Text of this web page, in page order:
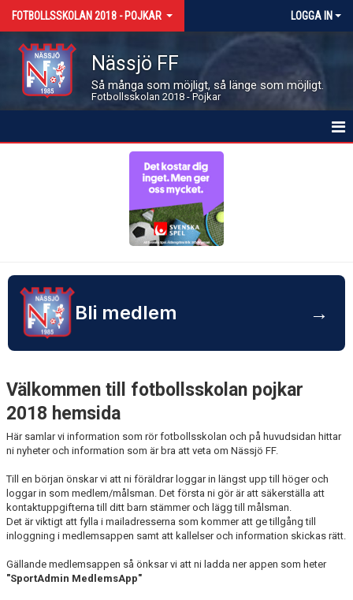
FOTBOLLSSKOLAN 2018 - POJKAR LOGGA IN
Nässjö FF
Så många som möjligt, så länge som möjligt.
Fotbollsskolan 2018 - Pojkar
BILDGALLERI
DOKUMENT
Bli medlem →
Välkommen till fotbollsskolan pojkar
2018 hemsida
Här samlar vi information som rör fotbollsskolan och på huvudsidan hittar
ni nyheter och information som är bra att veta om Nässjö FF.
Till en början önskar vi att ni föräldrar loggar in längst upp till höger och
loggar in som medlem/målsman. Det första ni gör är att säkerställa att
kontaktuppgifterna till ditt barn stämmer och lägg till målsman.
Det är viktigt att fylla i mailadresserna som kommer att ge tillgång till
inloggning i medlemsappen samt att kallelser och information skickas rätt.
Gällande medlemsappen så önksar vi att ni ladda ner appen som heter
"SportAdmin MedlemsApp"